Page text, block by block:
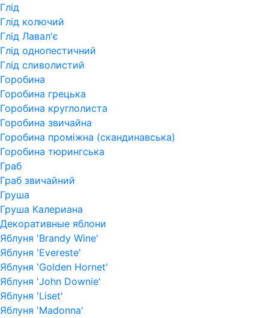
Глід
Глід колючий
Глід Лавал'є
Глід однопестичний
Глід сливолистий
Горобина
Горобина грецька
Горобина круглолиста
Горобина звичайна
Горобина проміжна (скандинавська)
Горобина тюрингська
Граб
Граб звичайний
Груша
Груша Калериана
Декоративные яблони
Яблуня 'Brandy Wine'
Яблуня 'Evereste'
Яблуня 'Golden Hornet'
Яблуня 'John Downie'
Яблуня 'Liset'
Яблуня 'Madonna'